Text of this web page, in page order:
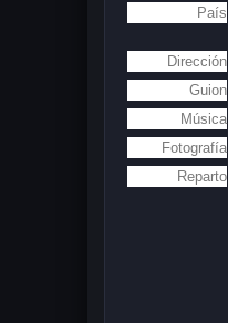
País
Dirección
Guion
Música
Fotografía
Reparto